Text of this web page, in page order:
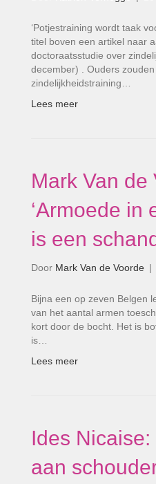
‘Potjestraining wordt taak
titel boven een artikel naar
doctoraatsstudie over
december) . Ouders
zindelijkheidstraining…
Lees meer
Mark Van de
‘Armoede in
is een
Door Mark Van de Voorde |
Bijna een op zeven Belgen
van het aantal armen
kort door de bocht. Het is
is…
Lees meer
Ides Nicaise:
aan